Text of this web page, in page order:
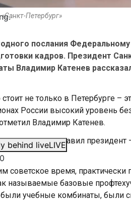
behind liveLIVE
Петербург»
послания
кадров. Президент
Владимир Катенев
не только в Петербурге –
России высокий уровень
Владимир Катенев.
которую поставил
советское время,
называемые базовые
были учебные комбинаты, были